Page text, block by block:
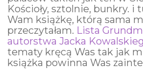
Kościoły, sztolnie, bunkry. i
Wam książkę, którą sama
przeczytałam. Lista
autorstwa Jacka
tematy kręcą Was tak jak
książka powinna Was